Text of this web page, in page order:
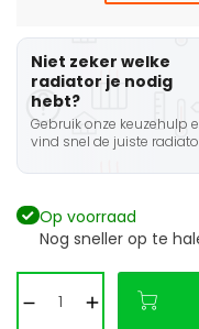
Niet zeker welke
radiator je nodig
hebt?
Gebruik onze keuzehulp
vind snel de juiste
Op voorraad
Nog sneller op te